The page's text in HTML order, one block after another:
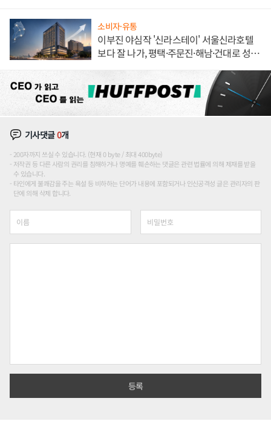
소비자·유통
이부진 야심작 '신라스테이' 서울신라호텔
보다 잘 나가, 평택·주문진·해남·건대로 성
기사댓글0개
200자까지 쓰실 수 있습니다. (현재 0 byte / 최대 400byte)
저작권 등 다른 사람의 권리를 침해하거나 명예를 훼손하는 댓글은 관련 법률에 의해 제재를 받을
수 있습니다.
타인에게 불쾌감을 주는 욕설 등 비하하는 단어가 내용에 포함되거나 인신공격성 글은 관리자의 판
단에 의해 삭제 합니다.